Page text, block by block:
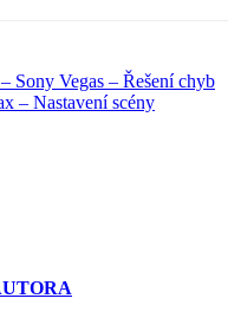
Vegas – Řešení chyb
– Nastavení scény